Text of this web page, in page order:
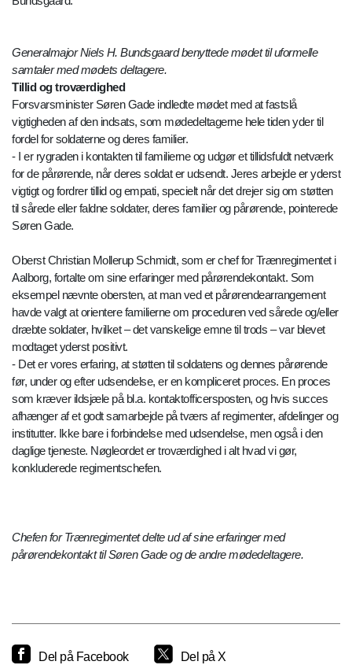
Generalmajor Niels H. Bundsgaard benyttede mødet til uformelle
samtaler med mødets deltagere.
Tillid og troværdighed
Forsvarsminister Søren Gade indledte mødet med at fastslå
vigtigheden af den indsats, som mødedeltagerne hele tiden yder til
fordel for soldaterne og deres familier.
- I er rygraden i kontakten til familierne og udgør et tillidsfuldt netværk
for de pårørende, når deres soldat er udsendt. Jeres arbejde er yderst
vigtigt og fordrer tillid og empati, specielt når det drejer sig om støtten
til sårede eller faldne soldater, deres familier og pårørende, pointerede
Søren Gade.
Oberst Christian Mollerup Schmidt, som er chef for Trænregimentet i
Aalborg, fortalte om sine erfaringer med pårørendekontakt. Som
eksempel nævnte obersten, at man ved et pårørendearrangement
havde valgt at orientere familierne om proceduren ved sårede og/eller
dræbte soldater, hvilket – det vanskelige emne til trods – var blevet
modtaget yderst positivt.
- Det er vores erfaring, at støtten til soldatens og dennes pårørende
før, under og efter udsendelse, er en kompliceret proces. En proces
som kræver ildsjæle på bl.a. kontaktofficersposten, og hvis succes
afhænger af et godt samarbejde på tværs af regimenter, afdelinger og
institutter. Ikke bare i forbindelse med udsendelse, men også i den
daglige tjeneste. Nøgleordet er troværdighed i alt hvad vi gør,
konkluderede regimentschefen.
Chefen for Trænregimentet delte ud af sine erfaringer med
pårørendekontakt til Søren Gade og de andre mødedeltagere.
Del på Facebook Del på X